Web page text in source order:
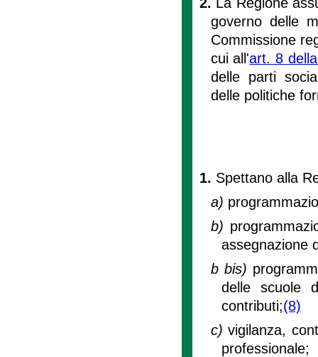
governo delle
Commissione
cui all'art. 8
delle parti
delle politiche
1. Spettano alla
a)
b)
assegnazione
b bis)
delle scuole
contributi;(8)
c)vigilanza,
professionale;